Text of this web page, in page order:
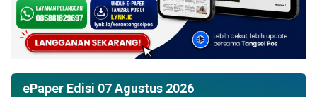
ePaper Edisi 07 Agustus 2026